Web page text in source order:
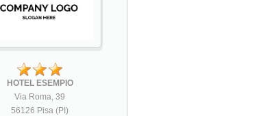
HOTEL ESEMPIO
Via Roma, 39
56126 Pisa (PI)